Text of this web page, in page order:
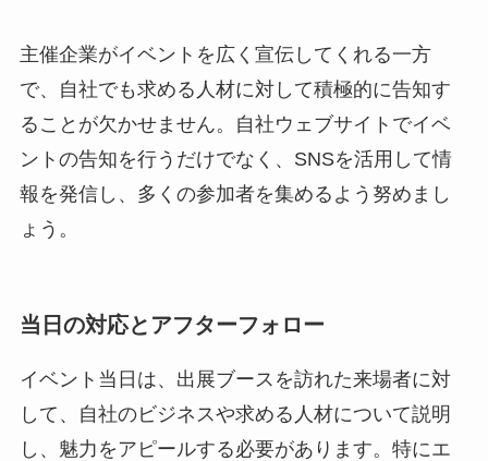
主催企業がイベントを広く宣伝してくれる一方
で、自社でも求める人材に対して積極的に告知す
ることが欠かせません。自社ウェブサイトでイベ
ントの告知を行うだけでなく、SNSを活用して情
報を発信し、多くの参加者を集めるよう努めまし
ょう。
当日の対応とアフターフォロー
イベント当日は、出展ブースを訪れた来場者に対
して、自社のビジネスや求める人材について説明
し、魅力をアピールする必要があります。特にエ